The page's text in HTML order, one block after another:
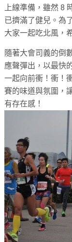
上線準備，雖然 8
已擠滿了健兒。為
大家一起吃北風，
隨著大會司義的倒
應聲彈出，以最快
一起向前衝！衝！
賽的味道與氛圍，
有存在感！